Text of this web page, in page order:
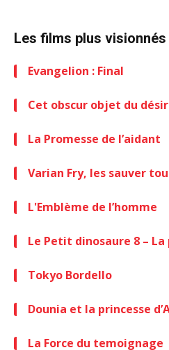
Les films plus visionnés
Evangelion : Final
Cet obscur objet du désir
La Promesse de l’aidant
Varian Fry, les sauver
L'Emblème de l’homme
Le Petit dinosaure 8 –
Tokyo Bordello
Dounia et la princesse
La Force du temoignage